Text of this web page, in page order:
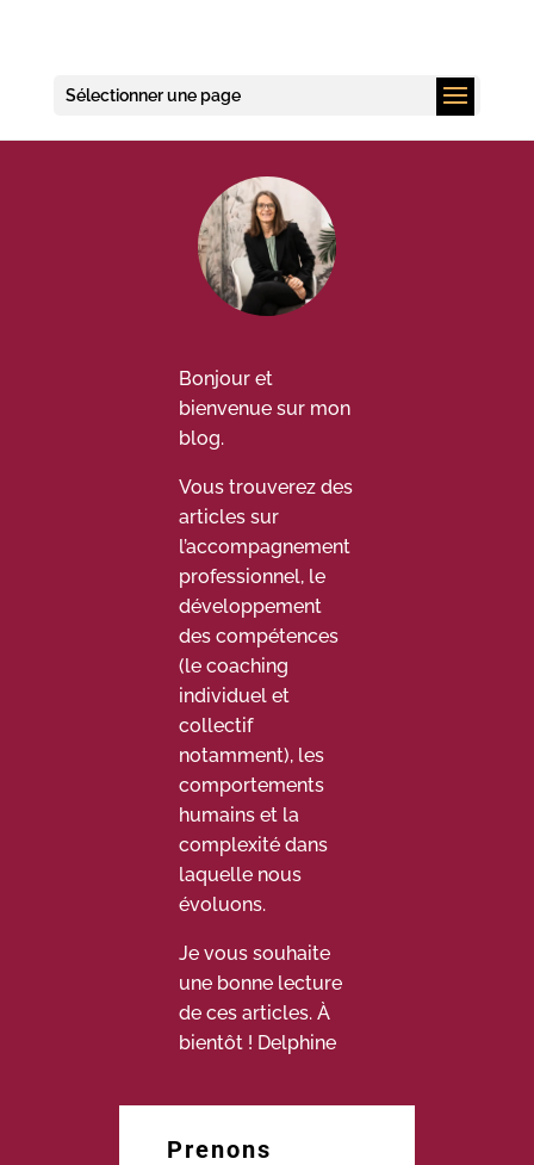
Sélectionner une page
Bonjour et
bienvenue sur mon
blog.
Vous trouverez des
articles sur
l’accompagnement
professionnel, le
développement
des compétences
(le coaching
individuel et
collectif
notamment), les
comportements
humains et la
complexité dans
laquelle nous
évoluons.
Je vous souhaite
une bonne lecture
de ces articles. À
bientôt ! Delphine
Prenons